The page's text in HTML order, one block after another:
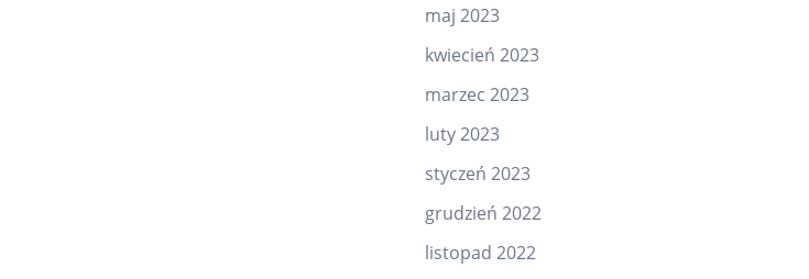
maj 2023
kwiecień 2023
marzec 2023
luty 2023
styczeń 2023
grudzień 2022
listopad 2022